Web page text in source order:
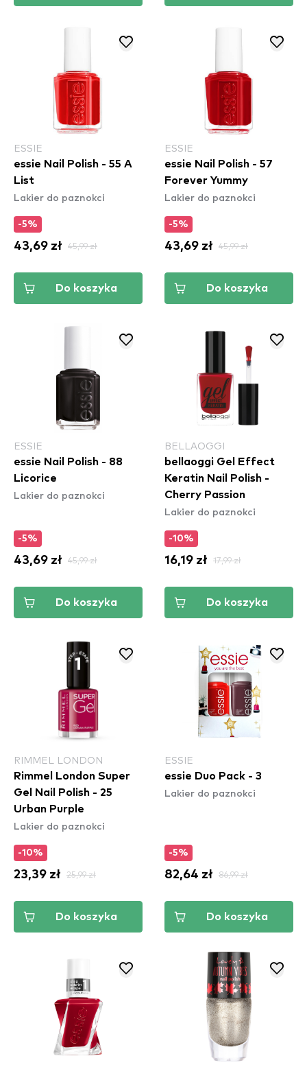
ESSIE
essie Nail Polish - 55 A
List
Lakier do paznokci
-5%
43,69 zł 45,99 zł
Do koszyka
ESSIE
essie Nail Polish - 57
Forever Yummy
Lakier do paznokci
-5%
43,69 zł 45,99 zł
Do koszyka
ESSIE
essie Nail Polish - 88
Licorice
Lakier do paznokci
-5%
43,69 zł 45,99 zł
Do koszyka
BELLAOGGI
bellaoggi Gel Effect
Keratin Nail Polish -
Cherry Passion
Lakier do paznokci
-10%
16,19 zł 17,99 zł
Do koszyka
RIMMEL LONDON
Rimmel London Super
Gel Nail Polish - 25
Urban Purple
Lakier do paznokci
-10%
23,39 zł 25,99 zł
Do koszyka
ESSIE
essie Duo Pack - 3
Lakier do paznokci
-5%
82,64 zł 86,99 zł
Do koszyka